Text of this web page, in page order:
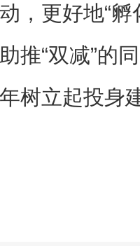
，更好地“孵
推“双减”的
树立起投身